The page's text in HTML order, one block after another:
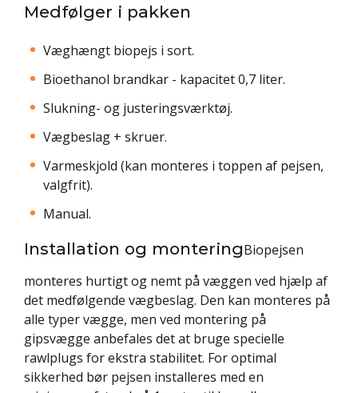
Medfølger i pakken
Væghængt biopejs i sort.
Bioethanol brandkar - kapacitet 0,7 liter.
Slukning- og justeringsværktøj.
Vægbeslag + skruer.
Varmeskjold (kan monteres i toppen af pejsen,
valgfrit).
Manual.
Installation og monteringBiopejsen
monteres hurtigt og nemt på væggen ved hjælp af
det medfølgende vægbeslag. Den kan monteres på
alle typer vægge, men ved montering på
gipsvægge anbefales det at bruge specielle
rawlplugs for ekstra stabilitet. For optimal
sikkerhed bør pejsen installeres med en